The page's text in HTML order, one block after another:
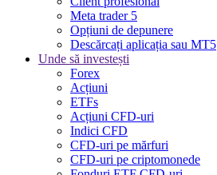
Meta trader 5
Opțiuni de depunere
Descărcați aplicația sau MT5
Unde să investești
Forex
Acțiuni
ETFs
Acțiuni CFD-uri
Indici CFD
CFD-uri pe mărfuri
CFD-uri pe criptomonede